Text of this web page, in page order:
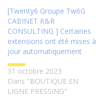
[Twenty6 Groupe Tw6G
CABINET R&R
CONSULTING ] Certaines
extensions ont été mises à
jour automatiquement
31 octobre 2023
Dans "BOUTIQUE EN
LIGNE PRESSING"